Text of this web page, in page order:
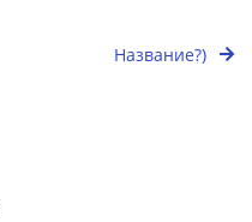
Название?)